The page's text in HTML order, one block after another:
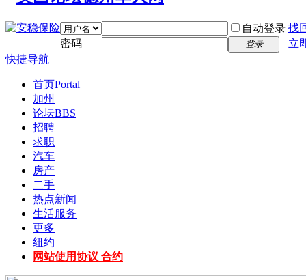
自动登录 找
密码
登录
立
快捷导航
首页Portal
加州
论坛BBS
招聘
求职
汽车
房产
二手
热点新闻
生活服务
更多
纽约
网站使用协议 合约